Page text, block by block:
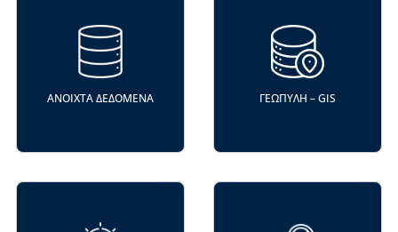
ΑΝΟΙΧΤΆ ΔΕΔΟΜΈΝΑ ΓΕΩΠΎΛΗ – GIS